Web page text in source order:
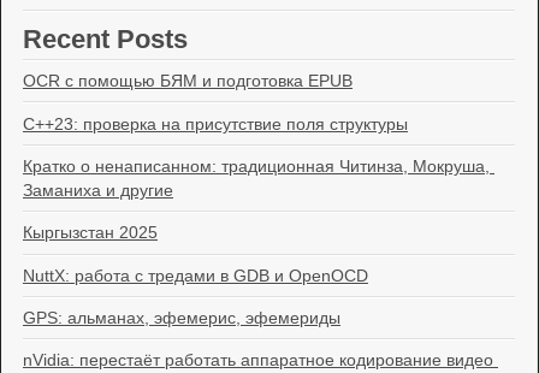
Recent Posts
OCR с помощью БЯМ и подготовка EPUB
C++23: проверка на присутствие поля структуры
Кратко о ненаписанном: традиционная Читинза, Мокруша,
Заманиха и другие
Кыргызстан 2025
NuttX: работа с тредами в GDB и OpenOCD
GPS: альманах, эфемерис, эфемериды
nVidia: перестаёт работать аппаратное кодирование видео